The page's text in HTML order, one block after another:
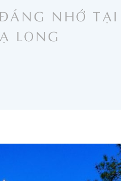
NHỚ TẠI
LONG